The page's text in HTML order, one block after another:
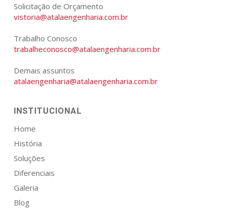
Solicitação de Orçamento
vistoria@atalaengenharia.com.br
Trabalho Conosco
trabalheconosco@atalaengenharia.com.br
Demais assuntos
atalaengenharia@atalaengenharia.com.br
INSTITUCIONAL
Home
História
Soluções
Diferenciais
Galeria
Blog